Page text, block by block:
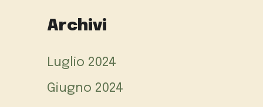
Archivi
Luglio 2024
Giugno 2024